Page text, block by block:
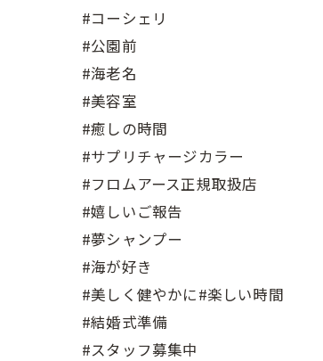
#コーシェリ
#公園前
#海老名
#美容室
#癒しの時間
#サプリチャージカラー
#フロムアース正規取扱店
#嬉しいご報告
#夢シャンプー
#海が好き
#美しく健やかに#楽しい時間
#結婚式準備
#スタッフ募集中